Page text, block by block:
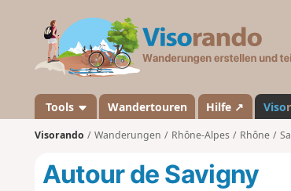
Tools Wandertouren Hilfe ↗ Viso
Visorando Wanderungen Rhône-Alpes Rhône
Autour de Savigny